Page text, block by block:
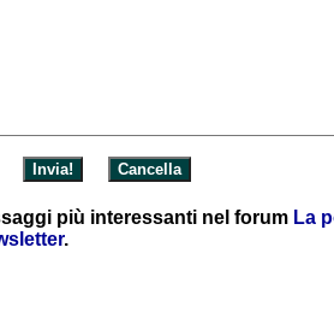
più interessanti nel forum La
.